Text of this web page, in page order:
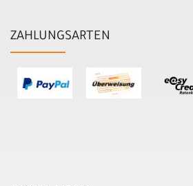
ZAHLUNGSARTEN